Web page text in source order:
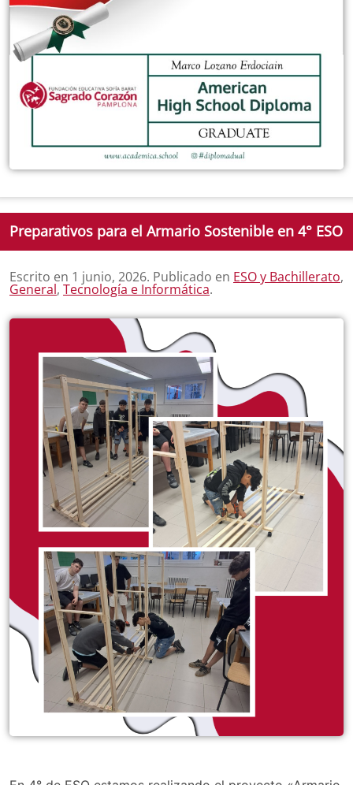
Preparativos para el Armario Sostenible en 4° ESO
Escrito en 1 junio, 2026. Publicado en ESO y Bachillerato,
General, Tecnología e Informática.